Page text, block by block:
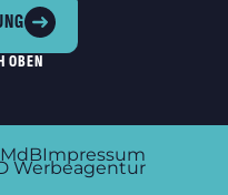
OBEN
Impressum
Werbeagentur